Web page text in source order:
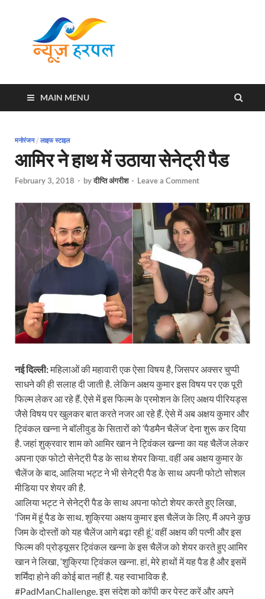
MAIN MENU
मनोरंजन/ लाइफ स्टाइल
आमिर ने हाथ में उठाया सेनेट्री पैड
February 3, 2018 - byदीप्ति अंगरीश - Leave a Comment
नई दिल्‍ली:महिलाओं की महावारी एक ऐसा विषय है, जिसपर अक्‍सर चुप्‍पी
साधने की ही सलाह दी जाती है. लेकिन अक्षय कुमार इस विषय पर एक पूरी
फिल्‍म लेकर आ रहे हैं. ऐसे में इस फिल्‍म के प्रमोशन के लिए अक्षय पीरियड्स
जैसे विषय पर खुलकर बात करते नजर आ रहे हैं. ऐसे में अब अक्षय कुमार और
ट्विंकल खन्ना ने बॉलीवुड के सितारों को ‘पैडमैन चैलेंज’ देना शुरू कर दिया
है. जहां शुक्रवार शाम को आमिर खान ने ट्विंकल खन्ना का यह चैलेंज लेकर
अपना एक फोटो सेनेट्री पैड के साथ शेयर किया. वहीं अब अक्षय कुमार के
चैलेंज के बाद, आलिया भट्ट ने भी सेनेट्री पैड के साथ अपनी फोटो सोशल
मीडिया पर शेयर की है.
आलिया भट्ट ने सेनेट्री पैड के साथ अपना फोटो शेयर करते हुए लिखा,
‘जिम में हूं पैड के साथ. शुक्रिया अक्षय कुमार इस चैलेंज के लिए. मैं अपने कुछ
जिम के दोस्‍तों को यह चैलेंज आगे बढ़ा रही हूं.’ वहीं अक्षय की पत्‍नी और इस
फिल्‍म की प्रोड्यूसर ट्विंकल खन्ना के इस चैलेंज को शेयर करते हुए आमिर
खान ने लिखा, ‘शुक्रिया ट्विंकल खन्ना. हां, मेरे हाथों में यह पैड है और इसमें
शर्मिंदा होने की कोई बात नहीं है. यह स्‍वाभाविक है.
#PadManChallenge. इस संदेश को कॉपी कर पेस्‍ट करें और अपने